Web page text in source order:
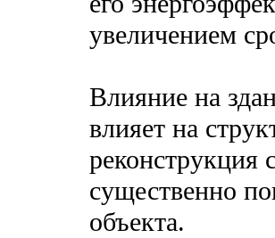
увеличением
Влияние на
влияет на
реконструкция
существенно
объекта.